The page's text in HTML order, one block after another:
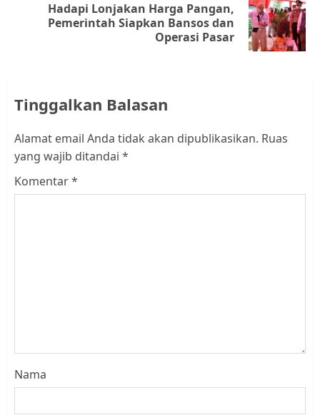
Hadapi Lonjakan Harga Pangan,
Pemerintah Siapkan Bansos dan
Operasi Pasar
Tinggalkan Balasan
Alamat email Anda tidak akan dipublikasikan. Ruas
yang wajib ditandai *
Komentar*
Nama